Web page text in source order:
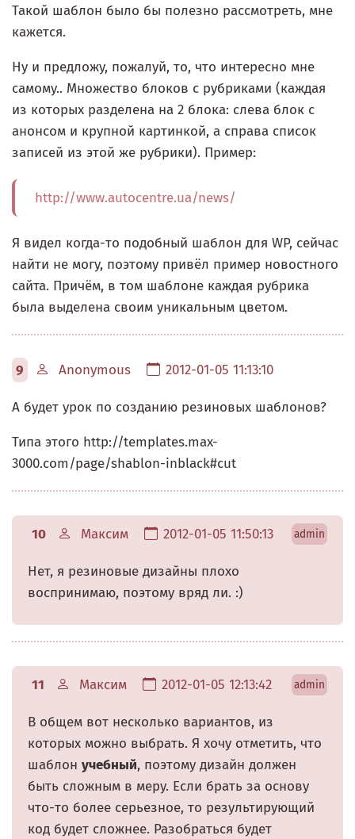
Такой шаблон было бы полезно рассмотреть, мне
кажется.
Ну и предложу, пожалуй, то, что интересно мне
самому.. Множество блоков с рубриками (каждая
из которых разделена на 2 блока: слева блок с
анонсом и крупной картинкой, а справа список
записей из этой же рубрики). Пример:
http://www.autocentre.ua/news/
Я видел когда-то подобный шаблон для WP, сейчас
найти не могу, поэтому привёл пример новостного
сайта. Причём, в том шаблоне каждая рубрика
была выделена своим уникальным цветом.
9 Anonymous 2012-01-05 11:13:10
А будет урок по созданию резиновых шаблонов?
Типа этого http://templates.max-
3000.com/page/shablon-inblack#cut
10 Максим 2012-01-05 11:50:13 admin
Нет, я резиновые дизайны плохо
воспринимаю, поэтому вряд ли. :)
11 Максим 2012-01-05 12:13:42 admin
В общем вот несколько вариантов, из
которых можно выбрать. Я хочу отметить, что
шаблон учебный, поэтому дизайн должен
быть сложным в меру. Если брать за основу
что-то более серьезное, то результирующий
код будет сложнее. Разобраться будет